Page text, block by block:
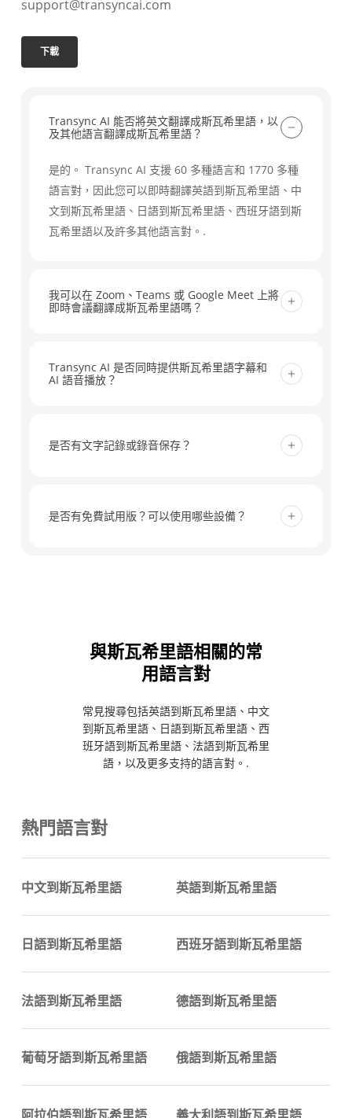
support@transyncai.com
下載
Transync AI 能否將英文翻譯成斯瓦希里語，以
及其他語言翻譯成斯瓦希里語？
是的。 Transync AI 支援 60 多種語言和 1770 多種
語言對，因此您可以即時翻譯英語到斯瓦希里語、中
文到斯瓦希里語、日語到斯瓦希里語、西班牙語到斯
瓦希里語以及許多其他語言對。.
我可以在 Zoom、Teams 或 Google Meet 上將
即時會議翻譯成斯瓦希里語嗎？
Teams、Google Meet 和其他主流會議工具配合使
用，協助您將即時對話翻譯成斯瓦希里語，並提供即
Transync AI 是否同時提供斯瓦希里語字幕和
AI 語音播放？
讀，還可以開啟人工智慧語音播放功能，讓參與者在
是否有文字記錄或錄音保存？
儲，以便您查看翻譯並產生會議記錄，您可以隨時刪
是否有免費試用版？可以使用哪些設備？
與斯瓦希里語相關的常
用語言對
常見搜尋包括英語到斯瓦希里語、中文
到斯瓦希里語、日語到斯瓦希里語、西
班牙語到斯瓦希里語、法語到斯瓦希里
語，以及更多支持的語言對。.
熱門語言對
中文到斯瓦希里語 英語到斯瓦希里語
日語到斯瓦希里語 西班牙語到斯瓦希里語
法語到斯瓦希里語 德語到斯瓦希里語
葡萄牙語到斯瓦希里語 俄語到斯瓦希里語